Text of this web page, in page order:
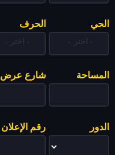
الحي الحرف
المساحة شارع عرض
الدور رقم الإعلان